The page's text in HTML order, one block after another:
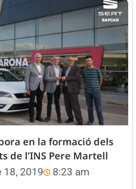
en la formació dels
de l’INS Pere Martell
18, 2019 8:23 am